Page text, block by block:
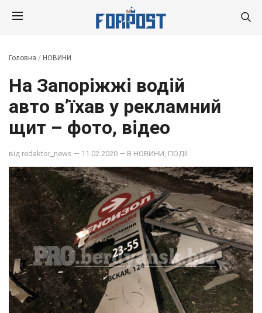
Головна / НОВИНИ
На Запоріжжі водій
авто в’їхав у рекламний
щит – фото, відео
від redaktor_news — 11.02.2020 — В НОВИНИ ПОДІЇ